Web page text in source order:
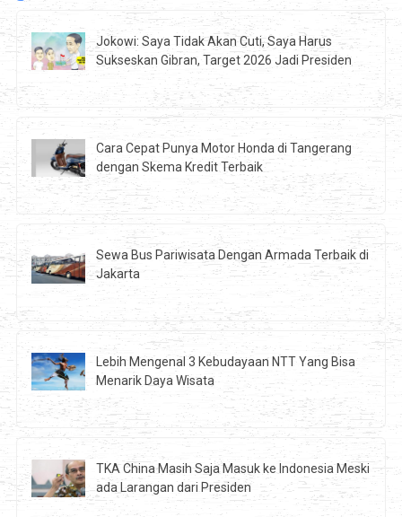
Jokowi: Saya Tidak Akan Cuti, Saya Harus
Sukseskan Gibran, Target 2026 Jadi Presiden
Cara Cepat Punya Motor Honda di Tangerang
dengan Skema Kredit Terbaik
Sewa Bus Pariwisata Dengan Armada Terbaik di
Jakarta
Lebih Mengenal 3 Kebudayaan NTT Yang Bisa
Menarik Daya Wisata
TKA China Masih Saja Masuk ke Indonesia Meski
ada Larangan dari Presiden